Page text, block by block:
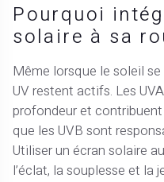
Pourquoi
solaire à sa
Même lorsque le soleil
UV restent actifs. Les
profondeur et contribuent
que les UVB sont
Utiliser un écran solaire
l’éclat, la souplesse et la